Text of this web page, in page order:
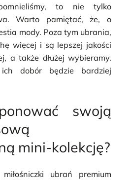
to nie tylko
Warto pamiętać, że, o
mody. Poza tym ubrania,
więcej i są lepszej jakości
a także dłużej wybieramy.
dobór będzie bardziej
swoją
mini-kolekcję?
ubrań premium